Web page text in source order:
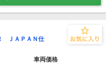
ＪＡＰＡＮ仕
車両価格